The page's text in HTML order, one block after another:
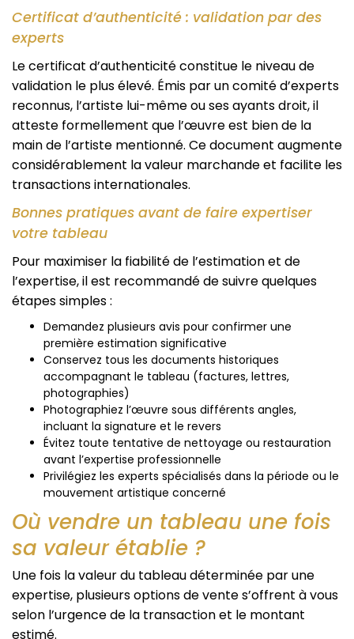
Certificat d’authenticité : validation par des
experts
Le certificat d’authenticité constitue le niveau de
validation le plus élevé. Émis par un comité d’experts
reconnus, l’artiste lui-même ou ses ayants droit, il
atteste formellement que l’œuvre est bien de la
main de l’artiste mentionné. Ce document augmente
considérablement la valeur marchande et facilite les
transactions internationales.
Bonnes pratiques avant de faire expertiser
votre tableau
Pour maximiser la fiabilité de l’estimation et de
l’expertise, il est recommandé de suivre quelques
étapes simples :
Demandez plusieurs avis pour confirmer une
première estimation significative
Conservez tous les documents historiques
accompagnant le tableau (factures, lettres,
photographies)
Photographiez l’œuvre sous différents angles,
incluant la signature et le revers
Évitez toute tentative de nettoyage ou restauration
avant l’expertise professionnelle
Privilégiez les experts spécialisés dans la période ou le
mouvement artistique concerné
Où vendre un tableau une fois
sa valeur établie ?
Une fois la valeur du tableau déterminée par une
expertise, plusieurs options de vente s’offrent à vous
selon l’urgence de la transaction et le montant
estimé.